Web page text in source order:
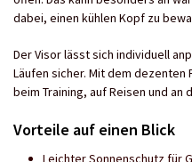
dabei, einen kühlen Kopf zu
Der Visor lässt sich individuell
Läufen sicher. Mit dem dezenten
beim Training, auf Reisen und an
Vorteile auf einen Blick
Leichter Sonnenschutz für